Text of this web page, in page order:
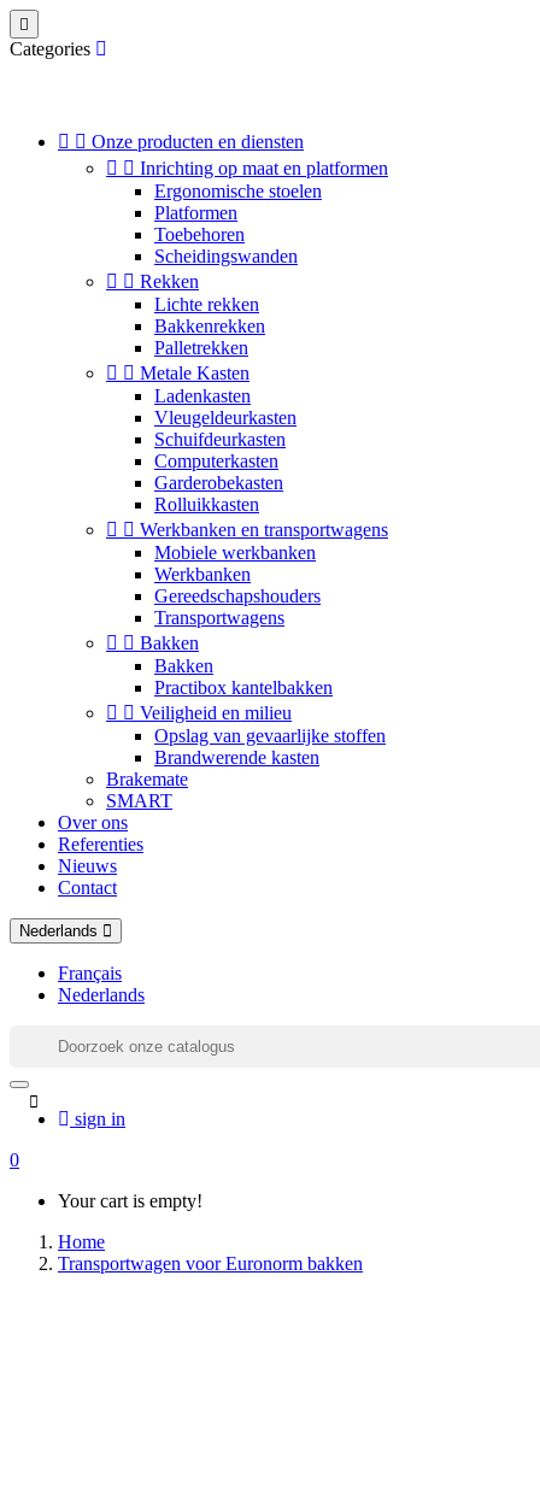

Categories
  Onze producten en diensten
  Inrichting op maat en platformen
Ergonomische stoelen
Platformen
Toebehoren
Scheidingswanden
  Rekken
Lichte rekken
Bakkenrekken
Palletrekken
  Metale Kasten
Ladenkasten
Vleugeldeurkasten
Schuifdeurkasten
Computerkasten
Garderobekasten
Rolluikkasten
  Werkbanken en transportwagens
Mobiele werkbanken
Werkbanken
Gereedschapshouders
Transportwagens
  Bakken
Bakken
Practibox kantelbakken
  Veiligheid en milieu
Opslag van gevaarlijke stoffen
Brandwerende kasten
Brakemate
SMART
Over ons
Referenties
Nieuws
Contact
Nederlands
Français
Nederlands
sign in
0
Your cart is empty!
Home
Transportwagen voor Euronorm bakken